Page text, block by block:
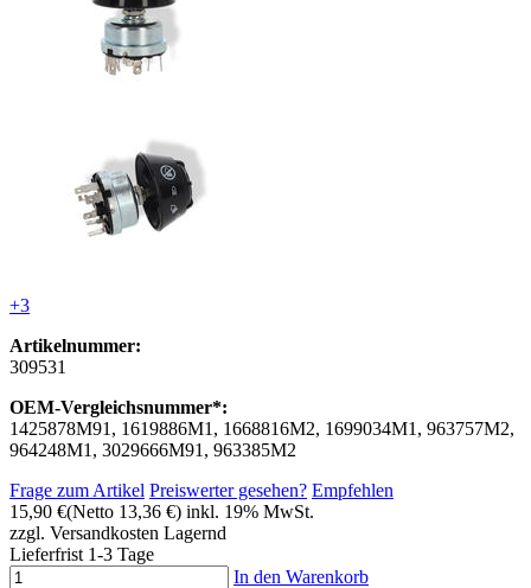
+3
Artikelnummer:
309531
OEM-Vergleichsnummer*:
1425878M91, 1619886M1, 1668816M2, 1699034M1, 963757M2,
964248M1, 3029666M91, 963385M2
Frage zum Artikel Preiswerter gesehen? Empfehlen
15,90 €(Netto 13,36 €) inkl. 19% MwSt.
zzgl. Versandkosten Lagernd
Lieferfrist 1-3 Tage
In den Warenkorb